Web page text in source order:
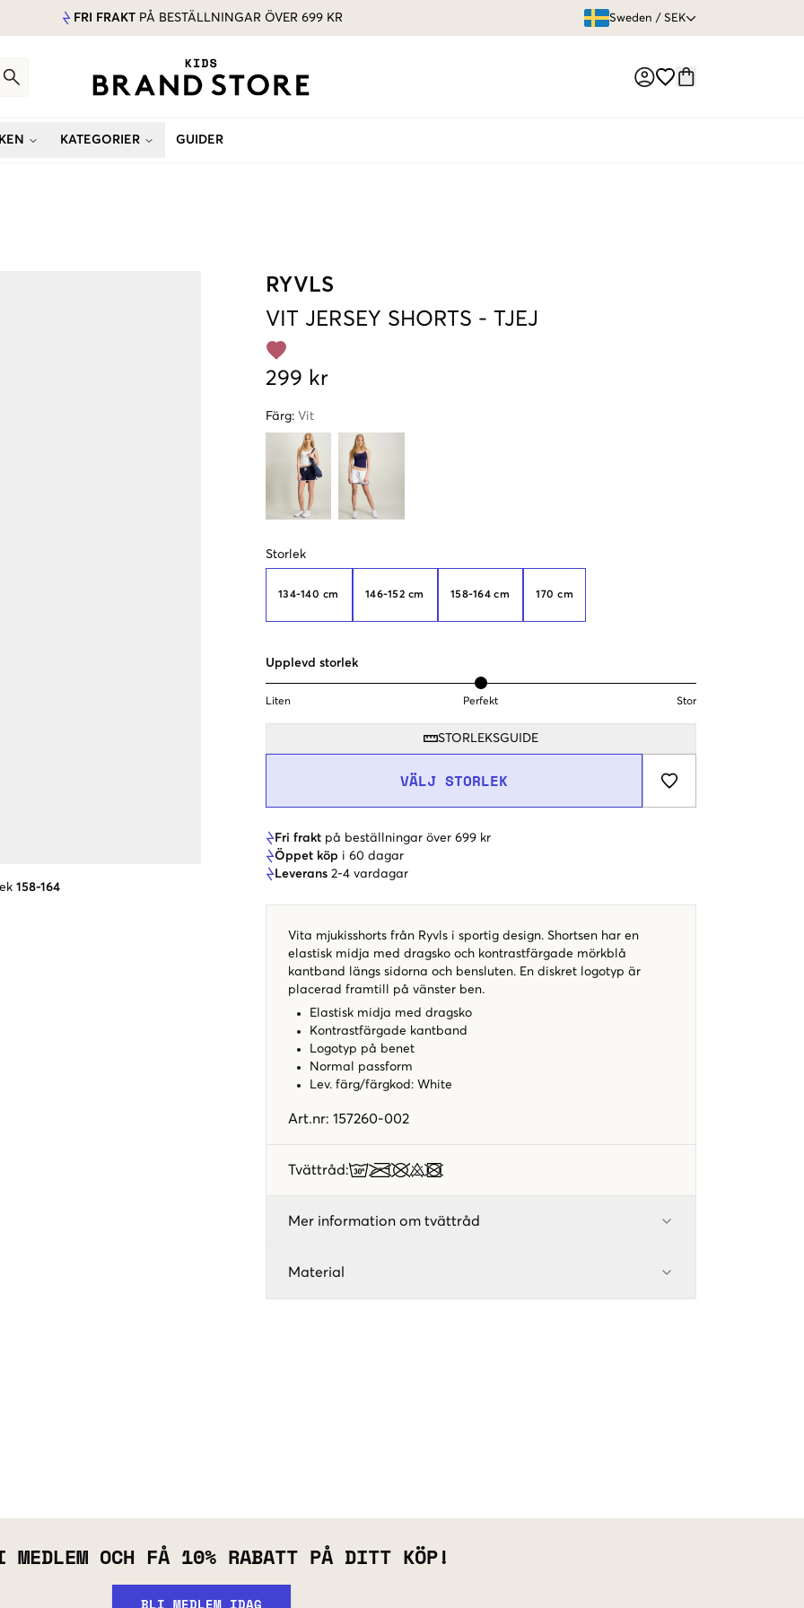
FRI FRAKT PÅ BESTÄLLNINGAR ÖVER 699 KR Sweden / SEK
KATEGORIER GUIDER
158-164
RYVLS
VIT JERSEY SHORTS - TJEJ
299 kr
Färg: Vit
Storlek
134-140 cm 146-152 cm 158-164 cm 170 cm
Upplevd storlek
Liten Perfekt Stor
STORLEKSGUIDE
VÄLJ STORLEK
Fri frakt på beställningar över 699 kr
Öppet köp i 60 dagar
Leverans 2-4 vardagar
Vita mjukisshorts från Ryvls i sportig design. Shortsen har en
elastisk midja med dragsko och kontrastfärgade mörkblå
kantband längs sidorna och bensluten. En diskret logotyp är
placerad framtill på vänster ben.
Elastisk midja med dragsko
Kontrastfärgade kantband
Logotyp på benet
Normal passform
Lev. färg/färgkod : White
Art.nr: 157260-002
Tvättråd:
Mer information om tvättråd
Material
MEDLEM OCH FÅ 10% RABATT PÅ DITT KÖP!
BLI MEDLEM IDAG